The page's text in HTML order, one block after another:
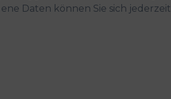
Daten können Sie sich